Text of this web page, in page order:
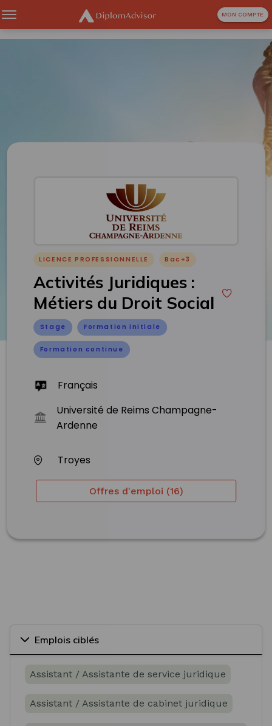
MON COMPTE
LICENCE PROFESSIONNELLE Bac+3
Activités Juridiques :
Métiers du Droit Social
Stage Formation initiale
Formation continue
Français
Université de Reims Champagne-
Ardenne
Troyes
Offres d'emploi (16)
Emplois ciblés
Assistant / Assistante de service juridique
Assistant / Assistante de cabinet juridique